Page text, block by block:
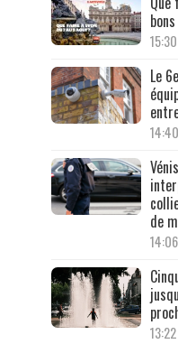
15:30
Le
14:40
de
14:06
13:22